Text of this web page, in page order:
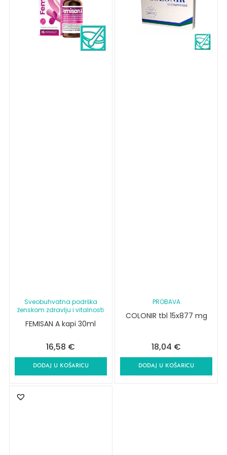
Sveobuhvatna podrška
ženskom zdravlju i vitalnosti
FEMISAN A kapi 30ml
16,58 €
DODAJ U KOŠARICU
PROBAVA
COLONIR tbl 15x877 mg
18,04 €
DODAJ U KOŠARICU